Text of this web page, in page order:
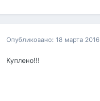
Опубликовано:18 марта 2016
Куплено!!!